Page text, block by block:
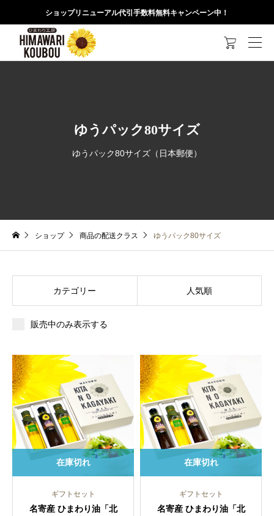
ショップリニューアル代引手数料無料キャンペーン中！

ゆうパック80サイズ
ゆうパック80サイズ（日本郵便）
ショップ 商品の配送クラス ゆうパック80サイズ
カテゴリー 人気順
販売中のみ表示する
ギフトセット
名寄産 ひまわり油「北
在庫切れ
ギフトセット
名寄産 ひまわり油「北
在庫切れ